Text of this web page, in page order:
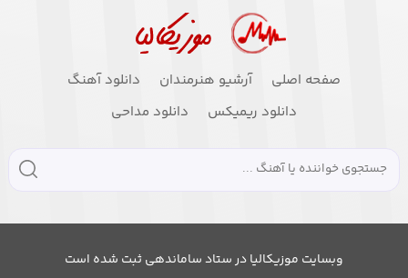
صفحه اصلی آرشیو هنرمندان
دانلود آهنگ
دانلود ریمیکس
دانلود مداحی
وبسایت موزیکالیا در ستاد ساماندهی ثبت شده است